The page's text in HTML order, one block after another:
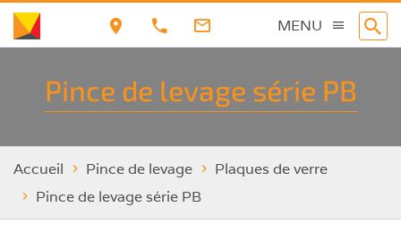
Aller
au
principal
MENU
Pince de levage série PB
Accueil Pince de levage
Plaques de verre
Pince de levage série PB